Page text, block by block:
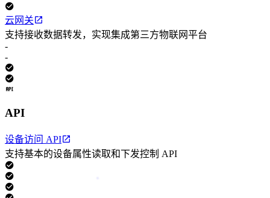
云网关
支持接收数据转发，实现集成第三方物联网平台
-
-
API
设备访问 API
支持基本的设备属性读取和下发控制 API